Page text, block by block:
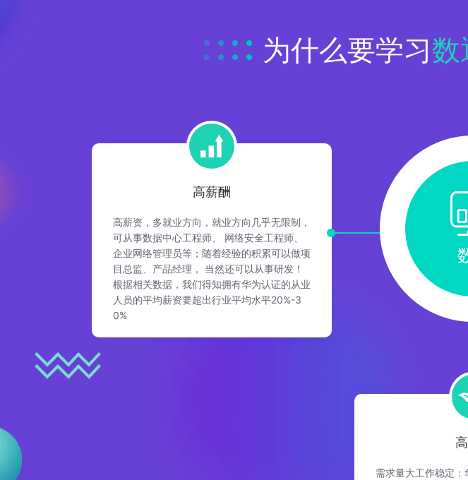
恭喜 戴*奕 获取 云计算HCIE证书
恭喜 邓*钦 获取 数通HCIE证书
为什么要学习数
高薪酬
高薪资，多就业方向，就业方向几乎无限制，
可从事数据中心工程师、 网络安全工程师、
企业网络管理员等；随着经验的积累可以做项
目总监、产品经理， 当然还可以从事研发！
根据相关数据，我们得知拥有华为认证的从业
人员的平均薪资要超出行业平均水平20%-3
0%
需求量大工作稳定